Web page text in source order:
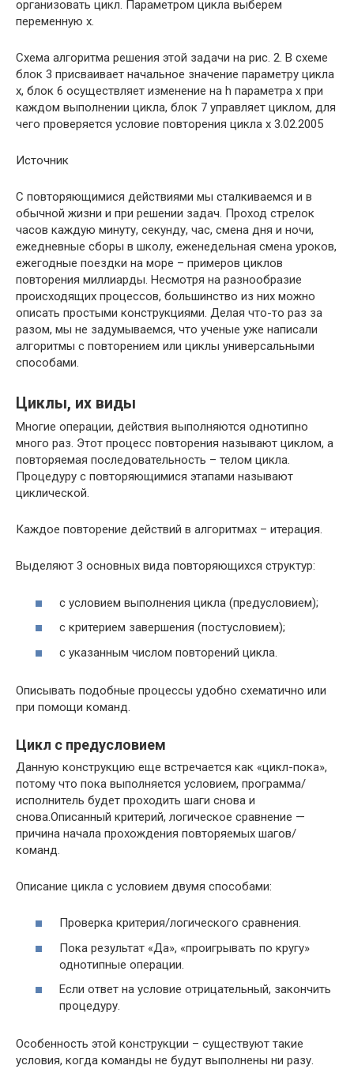
организовать цикл. Параметром цикла выберем
переменную x.
Схема алгоритма решения этой задачи на рис. 2. В схеме
блок 3 присваивает начальное значение параметру цикла
x, блок 6 осуществляет изменение на h параметра x при
каждом выполнении цикла, блок 7 управляет циклом, для
чего проверяется условие повторения цикла x 3.02.2005
Источник
С повторяющимися действиями мы сталкиваемся и в
обычной жизни и при решении задач. Проход стрелок
часов каждую минуту, секунду, час, смена дня и ночи,
ежедневные сборы в школу, еженедельная смена уроков,
ежегодные поездки на море – примеров циклов
повторения миллиарды. Несмотря на разнообразие
происходящих процессов, большинство из них можно
описать простыми конструкциями. Делая что-то раз за
разом, мы не задумываемся, что ученые уже написали
алгоритмы с повторением или циклы универсальными
способами.
Циклы, их виды
Многие операции, действия выполняются однотипно
много раз. Этот процесс повторения называют циклом, а
повторяемая последовательность – телом цикла.
Процедуру с повторяющимися этапами называют
циклической.
Каждое повторение действий в алгоритмах – итерация.
Выделяют 3 основных вида повторяющихся структур:
с условием выполнения цикла (предусловием);
с критерием завершения (постусловием);
с указанным числом повторений цикла.
Описывать подобные процессы удобно схематично или
при помощи команд.
Цикл с предусловием
Данную конструкцию еще встречается как «цикл-пока»,
потому что пока выполняется условием, программа/
исполнитель будет проходить шаги снова и
снова.Описанный критерий, логическое сравнение —
причина начала прохождения повторяемых шагов/
команд.
Описание цикла с условием двумя способами:
Проверка критерия/логического сравнения.
Пока результат «Да», «проигрывать по кругу»
однотипные операции.
Если ответ на условие отрицательный, закончить
процедуру.
Особенность этой конструкции – существуют такие
условия, когда команды не будут выполнены ни разу.